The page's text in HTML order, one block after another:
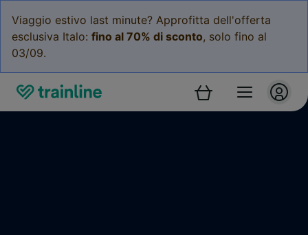
Viaggio estivo last minute? Approfitta dell'offerta
esclusiva Italo: fino al 70% di sconto, solo fino al
03/09.